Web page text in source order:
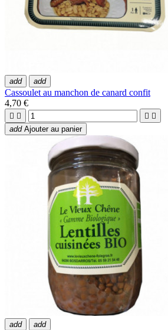
add add
Cassoulet au manchon de canard confit
4,70 €
   
add Ajouter au panier
add add